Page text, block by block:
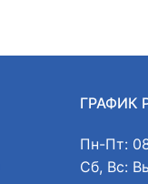
ГРАФИК
Пн-Пт:
Сб, Вс: